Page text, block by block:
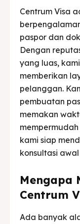
Centrum Visa
paspor dan
Dengan
yang luas,
memberikan
pelanggan.
pembuatan
memakan
kami siap
konsultasi
Mengapa
Centrum
Ada banyak